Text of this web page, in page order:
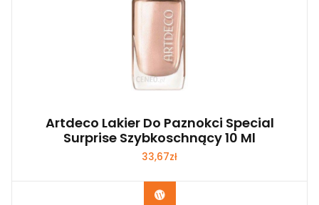
Artdeco Lakier Do Paznokci Special
Surprise Szybkoschnący 10 Ml
33,67zł
Zobacz